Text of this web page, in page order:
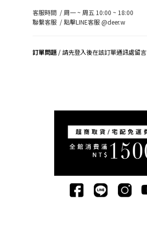
客服時間 / 周一 ~ 周五 10:00 ~ 18:00
聯繫客服 /點擊LINE客服 @deer.w
訂單問題 / 請先登入後在該訂單通訊處留言